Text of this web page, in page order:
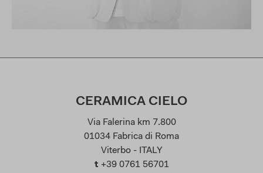
CERAMICA CIELO
Via Falerina km 7.800
01034 Fabrica di Roma
Viterbo - ITALY
t +39 0761 56701